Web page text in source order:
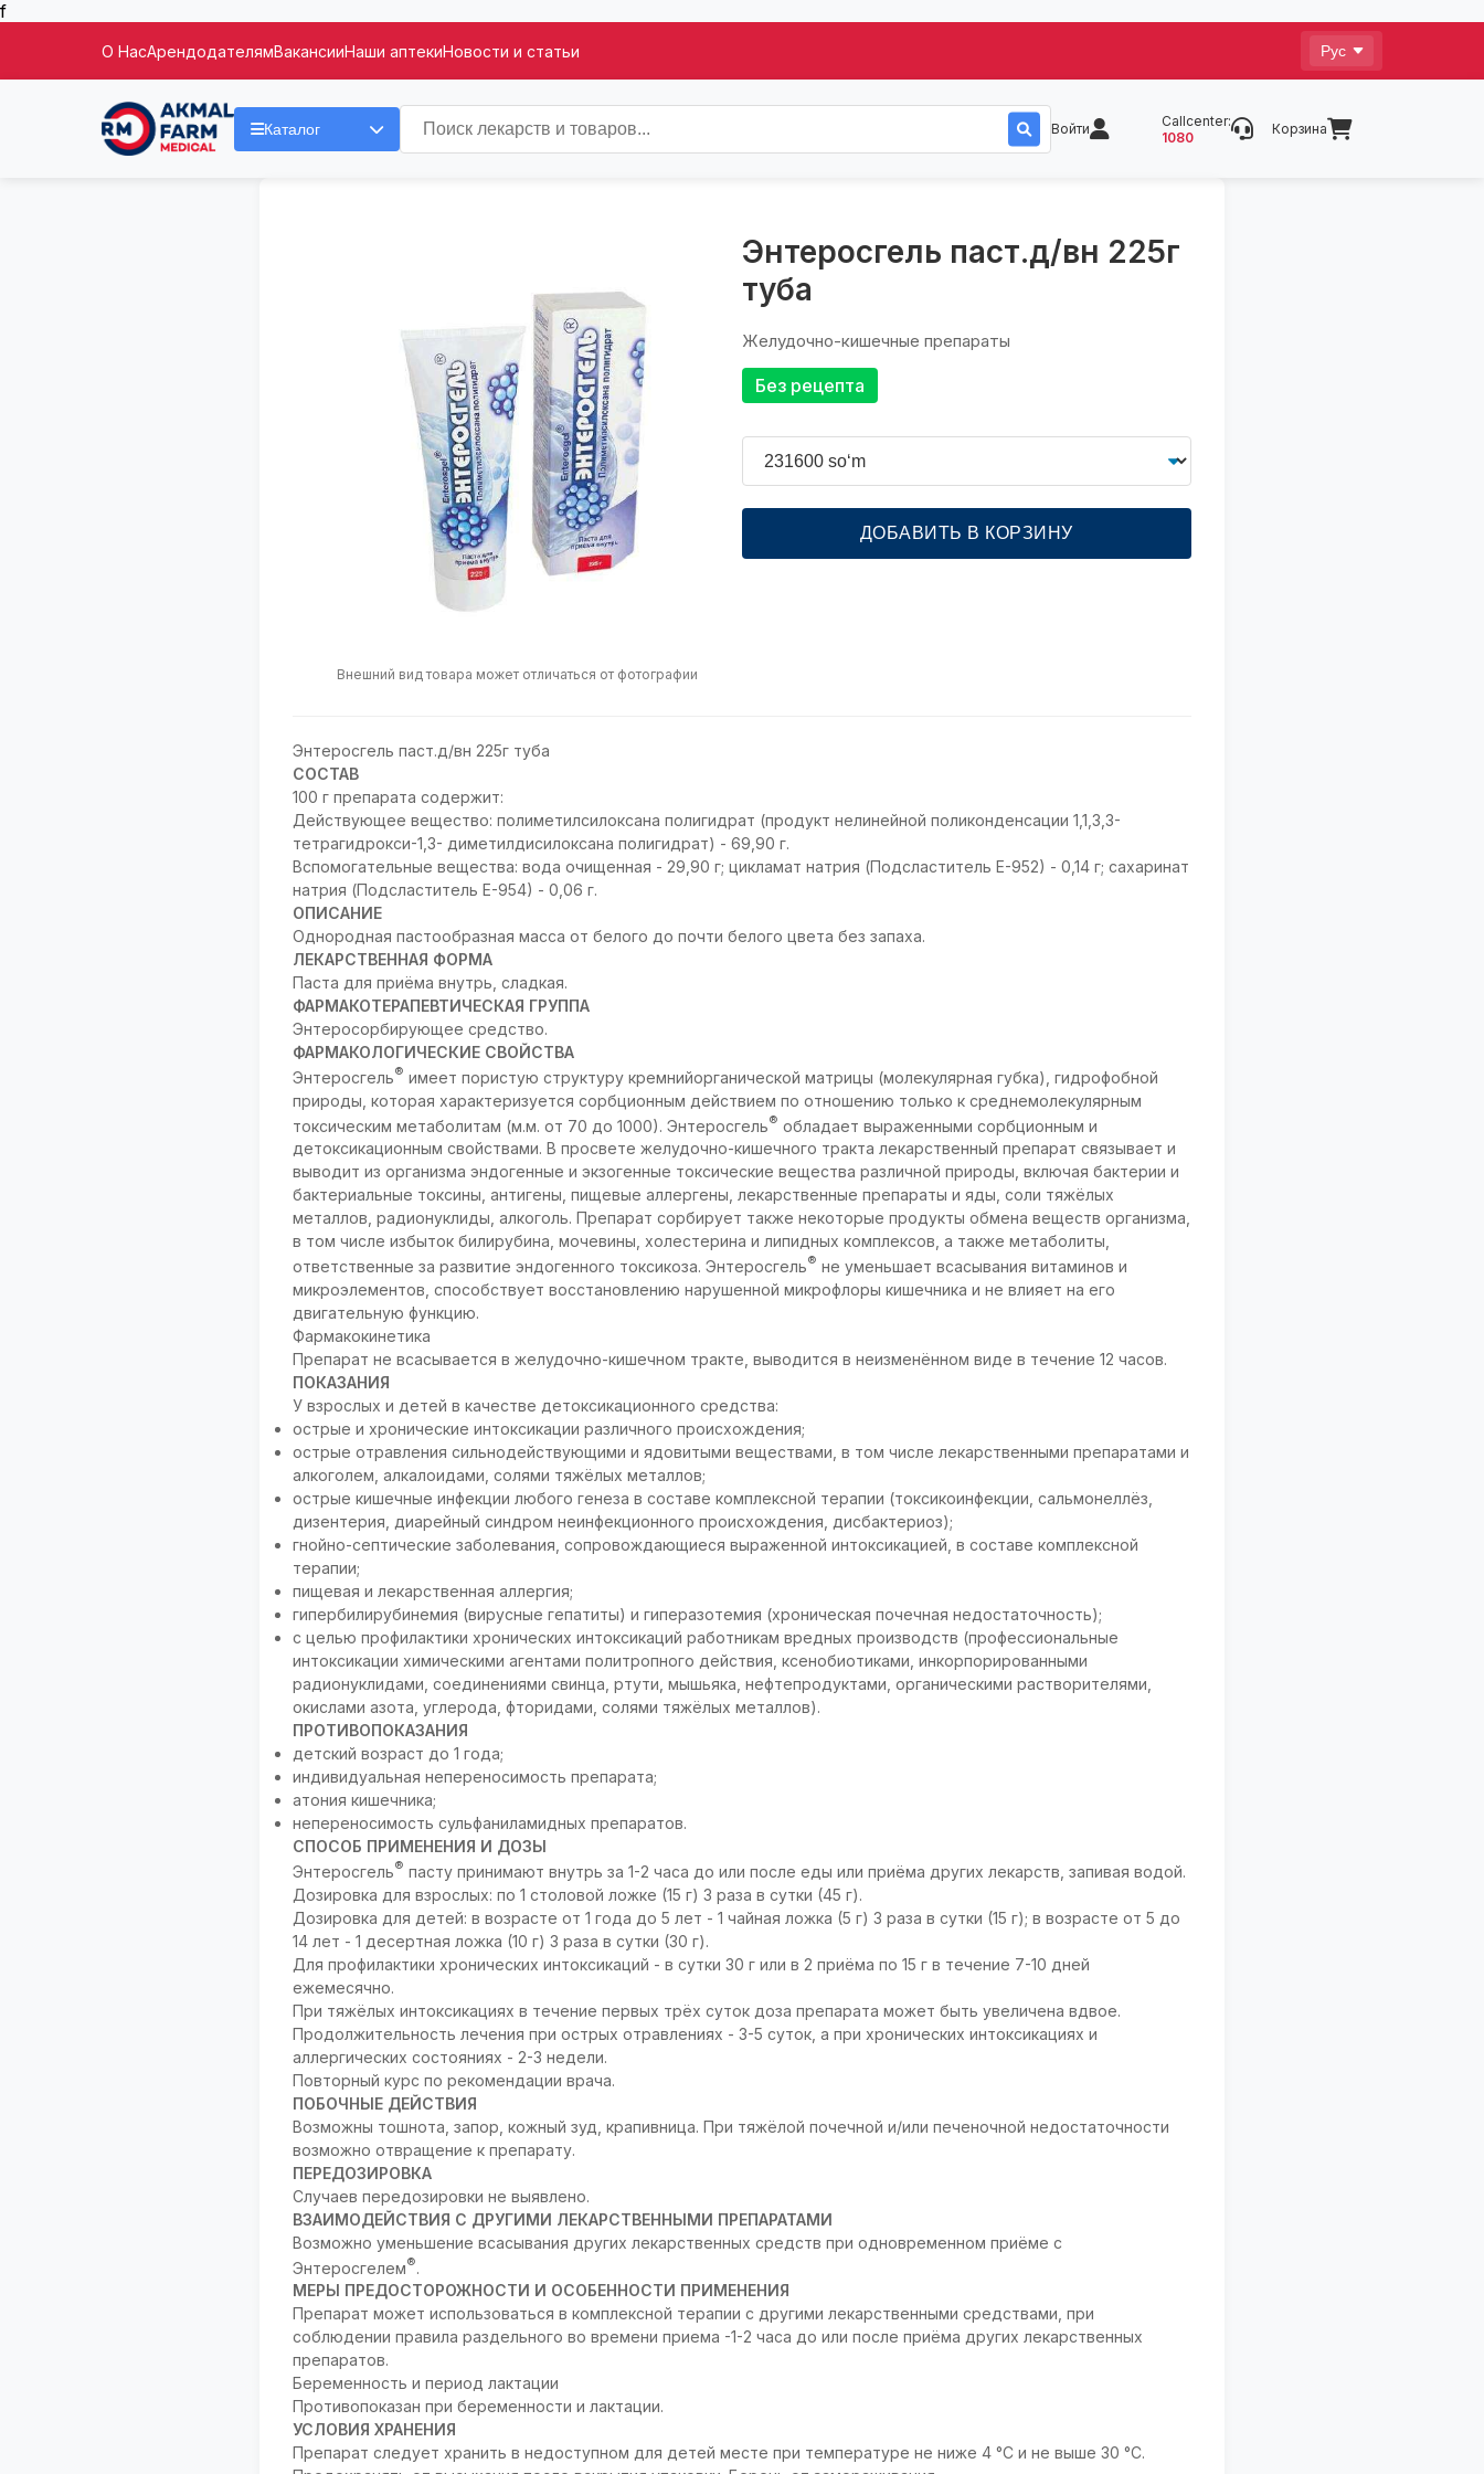
f
О НасАрендодателямВакансииНаши аптекиНовости и статьи
Каталог Войти
Callcenter:
1080
Корзина
Внешний вид товара может отличаться от фотографии
Энтеросгель паст.д/вн 225г
туба
Желудочно-кишечные препараты
Без рецепта
ДОБАВИТЬ В КОРЗИНУ
Энтеросгель паст.д/вн 225г туба
СОСТАВ
100 г препарата содержит:
Действующее вещество: полиметилсилоксана полигидрат (продукт нелинейной поликонденсации 1,1,3,3-
тетрагидрокси-1,3- диметилдисилоксана полигидрат) - 69,90 г.
Вспомогательные вещества: вода очищенная - 29,90 г; цикламат натрия (Подсластитель Е-952) - 0,14 г; сахаринат
натрия (Подсластитель Е-954) - 0,06 г.
ОПИСАНИЕ
Однородная пастообразная масса от белого до почти белого цвета без запаха.
ЛЕКАРСТВЕННАЯ ФОРМА
Паста для приёма внутрь, сладкая.
ФАРМАКОТЕРАПЕВТИЧЕСКАЯ ГРУППА
Энтеросорбирующее средство.
ФАРМАКОЛОГИЧЕСКИЕ СВОЙСТВА
Энтеросгель® имеет пористую структуру кремнийорганической матрицы (молекулярная губка), гидрофобной
природы, которая характеризуется сорбционным действием по отношению только к среднемолекулярным
токсическим метаболитам (м.м. от 70 до 1000). Энтеросгель® обладает выраженными сорбционным и
детоксикационным свойствами. В просвете желудочно-кишечного тракта лекарственный препарат связывает и
выводит из организма эндогенные и экзогенные токсические вещества различной природы, включая бактерии и
бактериальные токсины, антигены, пищевые аллергены, лекарственные препараты и яды, соли тяжёлых
металлов, радионуклиды, алкоголь. Препарат сорбирует также некоторые продукты обмена веществ организма,
в том числе избыток билирубина, мочевины, холестерина и липидных комплексов, а также метаболиты,
ответственные за развитие эндогенного токсикоза. Энтеросгель® не уменьшает всасывания витаминов и
микроэлементов, способствует восстановлению нарушенной микрофлоры кишечника и не влияет на его
двигательную функцию.
Фармакокинетика
Препарат не всасывается в желудочно-кишечном тракте, выводится в неизменённом виде в течение 12 часов.
ПОКАЗАНИЯ
У взрослых и детей в качестве детоксикационного средства:
острые и хронические интоксикации различного происхождения;
острые отравления сильнодействующими и ядовитыми веществами, в том числе лекарственными препаратами и
алкоголем, алкалоидами, солями тяжёлых металлов;
острые кишечные инфекции любого генеза в составе комплексной терапии (токсикоинфекции, сальмонеллёз,
дизентерия, диарейный синдром неинфекционного происхождения, дисбактериоз);
гнойно-септические заболевания, сопровождающиеся выраженной интоксикацией, в составе комплексной
терапии;
пищевая и лекарственная аллергия;
гипербилирубинемия (вирусные гепатиты) и гиперазотемия (хроническая почечная недостаточность);
с целью профилактики хронических интоксикаций работникам вредных производств (профессиональные
интоксикации химическими агентами политропного действия, ксенобиотиками, инкорпорированными
радионуклидами, соединениями свинца, ртути, мышьяка, нефтепродуктами, органическими растворителями,
окислами азота, углерода, фторидами, солями тяжёлых металлов).
ПРОТИВОПОКАЗАНИЯ
детский возраст до 1 года;
индивидуальная непереносимость препарата;
атония кишечника;
непереносимость сульфаниламидных препаратов.
СПОСОБ ПРИМЕНЕНИЯ И ДОЗЫ
Энтеросгель® пасту принимают внутрь за 1-2 часа до или после еды или приёма других лекарств, запивая водой.
Дозировка для взрослых: по 1 столовой ложке (15 г) 3 раза в сутки (45 г).
Дозировка для детей: в возрасте от 1 года до 5 лет - 1 чайная ложка (5 г) 3 раза в сутки (15 г); в возрасте от 5 до
14 лет - 1 десертная ложка (10 г) 3 раза в сутки (30 г).
Для профилактики хронических интоксикаций - в сутки 30 г или в 2 приёма по 15 г в течение 7-10 дней
ежемесячно.
При тяжёлых интоксикациях в течение первых трёх суток доза препарата может быть увеличена вдвое.
Продолжительность лечения при острых отравлениях - 3-5 суток, а при хронических интоксикациях и
аллергических состояниях - 2-3 недели.
Повторный курс по рекомендации врача.
ПОБОЧНЫЕ ДЕЙСТВИЯ
Возможны тошнота, запор, кожный зуд, крапивница. При тяжёлой почечной и/или печеночной недостаточности
возможно отвращение к препарату.
ПЕРЕДОЗИРОВКА
Случаев передозировки не выявлено.
ВЗАИМОДЕЙСТВИЯ С ДРУГИМИ ЛЕКАРСТВЕННЫМИ ПРЕПАРАТАМИ
Возможно уменьшение всасывания других лекарственных средств при одновременном приёме с
Энтеросгелем®
МЕРЫ ПРЕДОСТОРОЖНОСТИ И ОСОБЕННОСТИ ПРИМЕНЕНИЯ
Препарат может использоваться в комплексной терапии с другими лекарственными средствами, при
соблюдении правила раздельного во времени приема -1-2 часа до или после приёма других лекарственных
препаратов.
Беременность и период лактации
Противопоказан при беременности и лактации.
УСЛОВИЯ ХРАНЕНИЯ
Препарат следует хранить в недоступном для детей месте при температуре не ниже 4 °C и не выше 30 °C.